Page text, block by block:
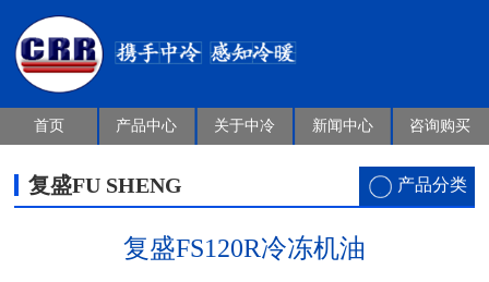
首页 产品中心 关于中冷 新闻中心 咨询购买
复盛FU SHENG 产品分类
复盛FS120R冷冻机油